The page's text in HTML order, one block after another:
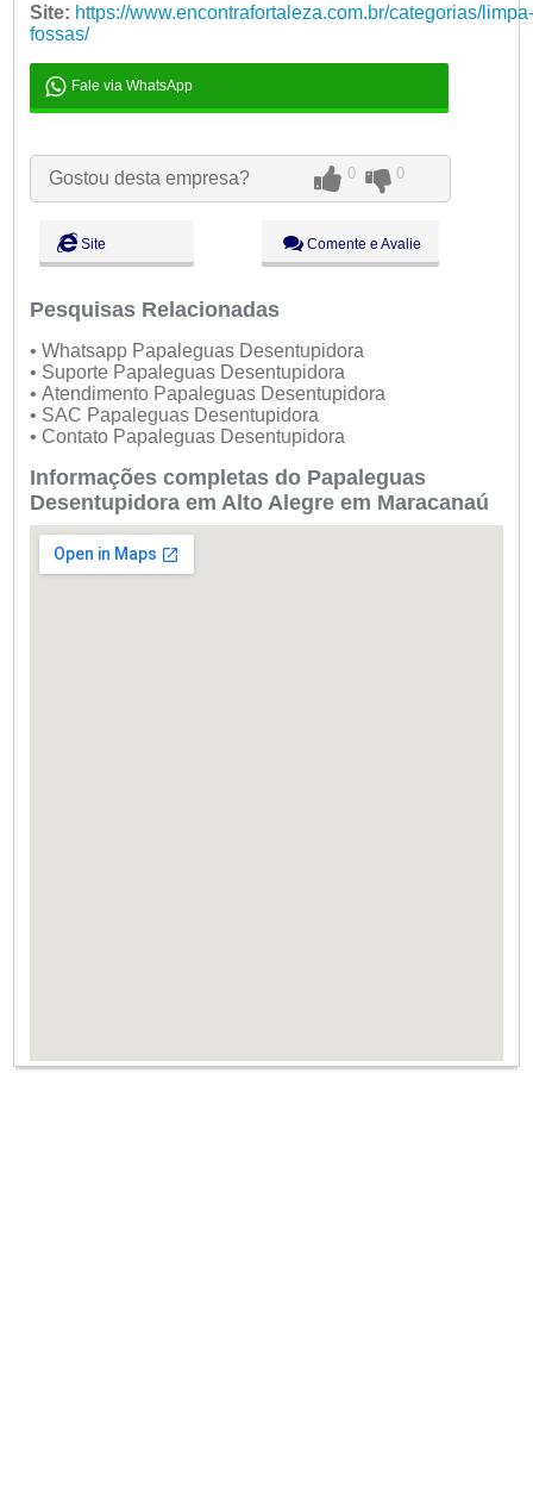
Sex:
09:00 - 18:00
Dom:
Fechado
Site: https://www.encontrafortaleza.com.br/categorias/limpa-
fossas/
Fale via WhatsApp
Gostou desta empresa? 0 0
Site Comente e Avalie
Pesquisas Relacionadas
• Whatsapp Papaleguas Desentupidora
• Suporte Papaleguas Desentupidora
• Atendimento Papaleguas Desentupidora
• SAC Papaleguas Desentupidora
• Contato Papaleguas Desentupidora
Informações completas do Papaleguas
Desentupidora em Alto Alegre em Maracanaú